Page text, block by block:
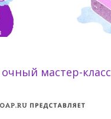
мастер-класс